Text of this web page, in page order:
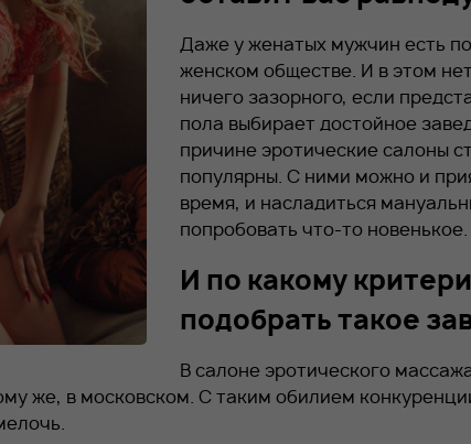
Даже у женатых мужчин есть
женском обществе. И в этом
ничего зазорного, если
пола выбирает достойное
причине эротические салоны
популярны. С ними можно и
время, и насладиться
попробовать что-то новенькое.
И по какому
подобрать такое
В салоне эротического
же, в московском. С таким обилием